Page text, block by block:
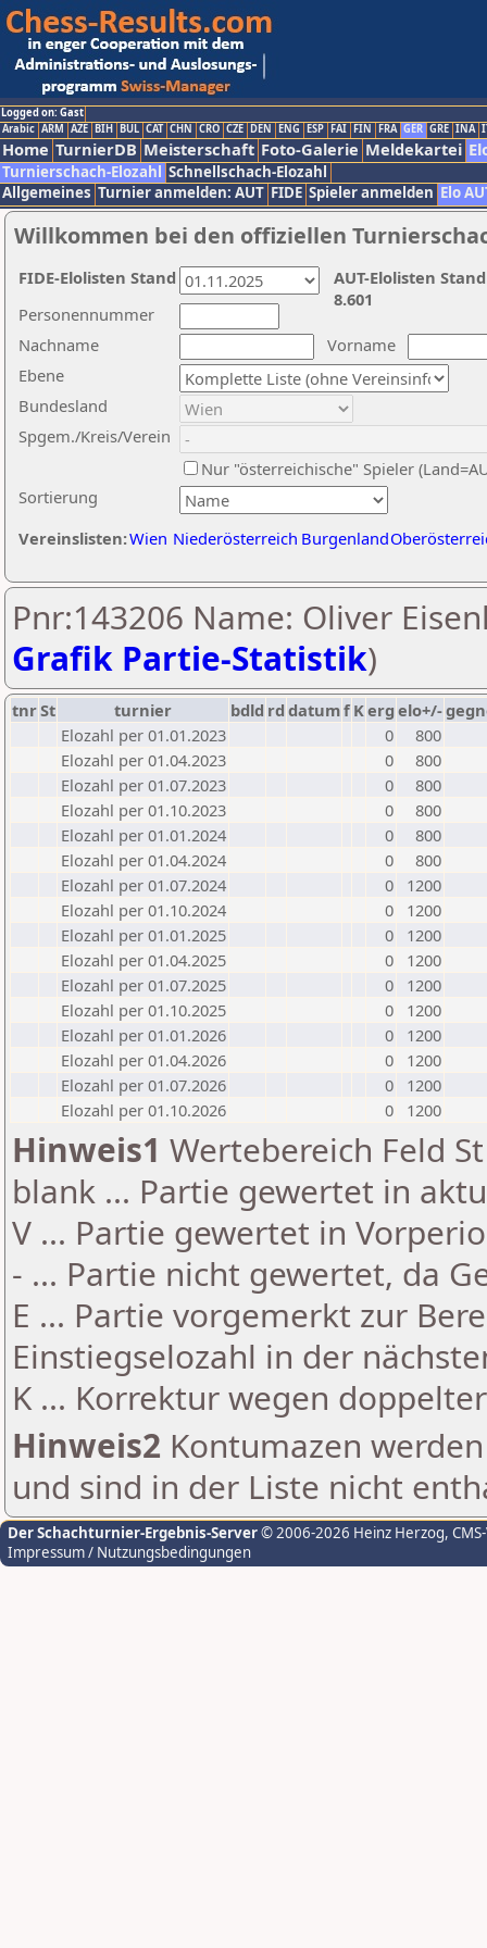
Logged on: Gast
Arabic ARM AZE BIH BUL CAT CHN CRO CZE DEN ENG ESP FAI FIN FRA GER GRE INA
Home TurnierDB Meisterschaft Foto-Galerie Meldekartei
Turnierschach-Elozahl Schnellschach-Elozahl
Allgemeines Turnier anmelden: AUT FIDE Spieler anmelden Elo
Willkommen bei den offiziellen
Nachname
Vorname
Ebene
Sortierung
Personennummer
Bundesland
Spgem./Kreis/Verein
Nur "österreichische" Spieler
Vereinslisten:Wien Niederösterreich Burgenland
AUT-Elolisten
8.601
FIDE-Elolisten Stand
Pnr:143206 Name: Oliver
Grafik Partie-Statistik)
tnrSt turnier bdld rd datumf Kerg elo+/-
Elozahl per 01.01.2023
0
800
Elozahl per 01.04.2023
0
800
Elozahl per 01.07.2023
0
800
Elozahl per 01.10.2023
0
800
Elozahl per 01.01.2024
0
800
Elozahl per 01.04.2024
0
800
Elozahl per 01.07.2024
0
1200
Elozahl per 01.10.2024
0
1200
Elozahl per 01.01.2025
0
1200
Elozahl per 01.04.2025
0
1200
Elozahl per 01.07.2025
0
1200
Elozahl per 01.10.2025
0
1200
Elozahl per 01.01.2026
0
1200
Elozahl per 01.04.2026
0
1200
Elozahl per 01.07.2026
0
1200
Elozahl per 01.10.2026
0 1200
Hinweis1 Wertebereich Feld
blank ... Partie gewertet in
V ... Partie gewertet in
- ... Partie nicht gewertet, da
E ... Partie vorgemerkt zur
Einstiegselozahl in der
K ... Korrektur wegen
Hinweis2 Kontumazen
und sind in der Liste nicht
Der Schachturnier-Ergebnis-Server© 2006-2026 Heinz Herzog,
Impressum / Nutzungsbedingungen